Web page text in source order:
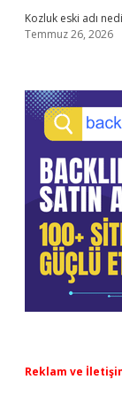
Kozluk eski adı
Temmuz 26, 2026
Reklam ve